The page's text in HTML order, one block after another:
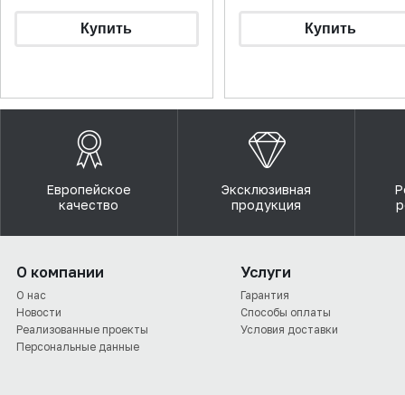
Европейское
качество
Эксклюзивная
продукция
О компании
О нас
Новости
Реализованные проекты
Персональные данные
Услуги
Гарантия
Способы оплаты
Условия доставки